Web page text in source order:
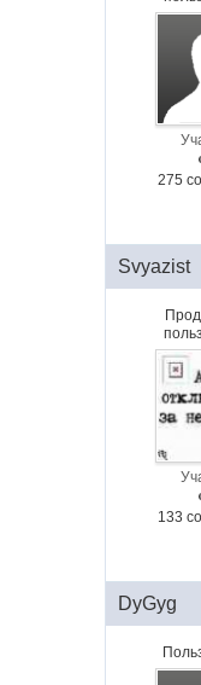
275
Svyazist
133
DyGyg